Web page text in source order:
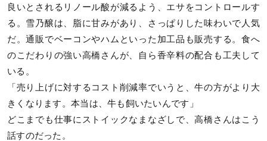
良いとされるリノール酸が減るよう、エサをコントロールす
る。雪乃醸は、脂に甘みがあり、さっぱりした味わいで人気
だ。通販でベーコンやハムといった加工品も販売する。食へ
のこだわりの強い高橋さんが、自ら香辛料の配合も工夫して
いる。
「売り上げに対するコスト削減率でいうと、牛の方がより大
きくなります。本当は、牛も飼いたいんです」
どこまでも仕事にストイックなまなざしで、高橋さんはこう
話すのだった。